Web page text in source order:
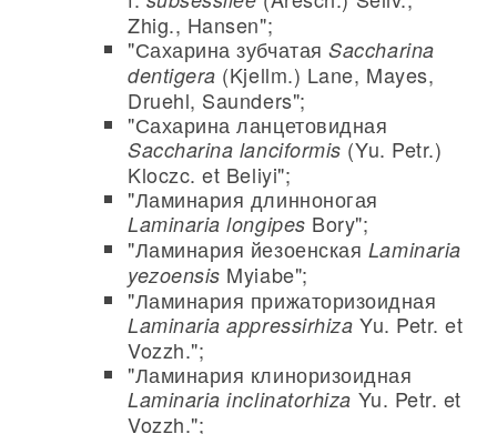
Zhig., Hansen";
"Сахарина зубчатаяSaccharina
dentigera (Kjellm.) Lane, Mayes,
Druehl, Saunders";
"Сахарина ланцетовидная
Saccharina lanciformis (Yu. Petr.)
Kloczc. et Beliyi";
"Ламинария длинноногая
Laminaria longipes Bory";
"Ламинария йезоенская Laminaria
yezoensis Myiabe";
"Ламинария прижаторизоидная
Laminaria appressirhiza Yu. Petr. et
Vozzh.";
"Ламинария клиноризоидная
Laminaria inclinatorhiza Yu. Petr. et
Vozzh.";